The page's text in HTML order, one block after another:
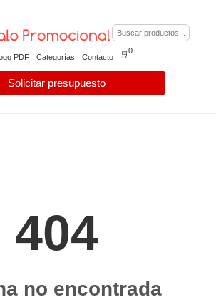
PDF Categorías Contacto
Solicitar presupuesto
🛒0
404
no encontrada